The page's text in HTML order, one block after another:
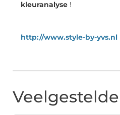
kleuranalyse !
http://www.style-by-yvs.nl